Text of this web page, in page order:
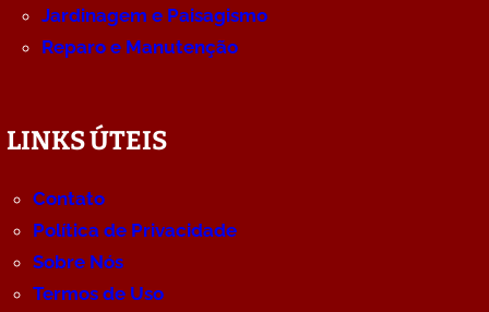
Jardinagem e Paisagismo
Reparo e Manutenção
LINKS ÚTEIS
Contato
Política de Privacidade
Sobre Nós
Termos de Uso